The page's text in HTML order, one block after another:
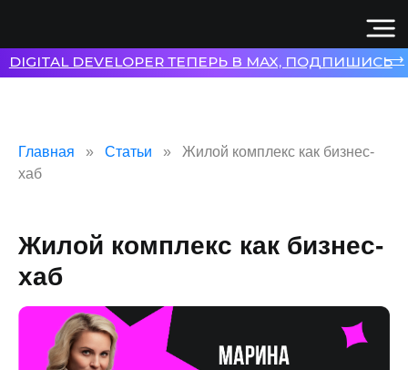
Главная Статьи
Жилой комплекс как бизнес-
хаб
Жилой комплекс как бизнес-
хаб